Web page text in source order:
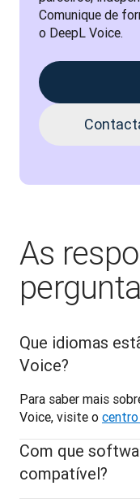
Comunique de
o DeepL Voice.
As
Que idiomas
Voice?
Para saber mais
Voice, visite o centro
Com que
compatível?